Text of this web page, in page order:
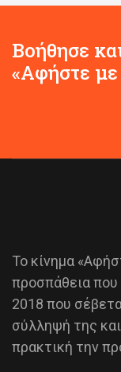
Βοήθησε
«Αφήστε
Το κίνημα
προσπάθεια που
2018 που
σύλληψή της
πρακτική την